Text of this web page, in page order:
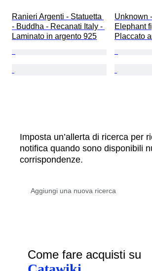
Ranieri Argenti - Statuetta
- Buddha - Recanati Italy -
Laminato in argento 925
Unknown
Elephant
Placcato
Imposta un’allerta di ricerca per
notifica quando sono disponibili
corrispondenze.
Come fare acquisti su